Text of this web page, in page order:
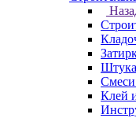
Смеси
Клей